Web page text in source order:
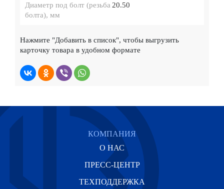
Диаметр под болт (резьба
болта), мм
20.50
Нажмите "Добавить в список", чтобы выгрузить
карточку товара в удобном формате
КОМПАНИЯ
О НАС
ПРЕСС-ЦЕНТР
ТЕХПОДДЕРЖКА